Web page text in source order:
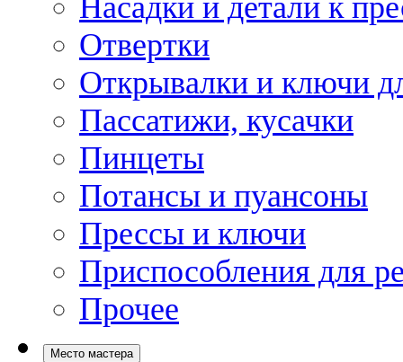
Отвертки
Открывалки и ключи
Пассатижи, кусачки
Пинцеты
Потансы и пуансоны
Прессы и ключи
Приспособления для
Прочее
Место мастера